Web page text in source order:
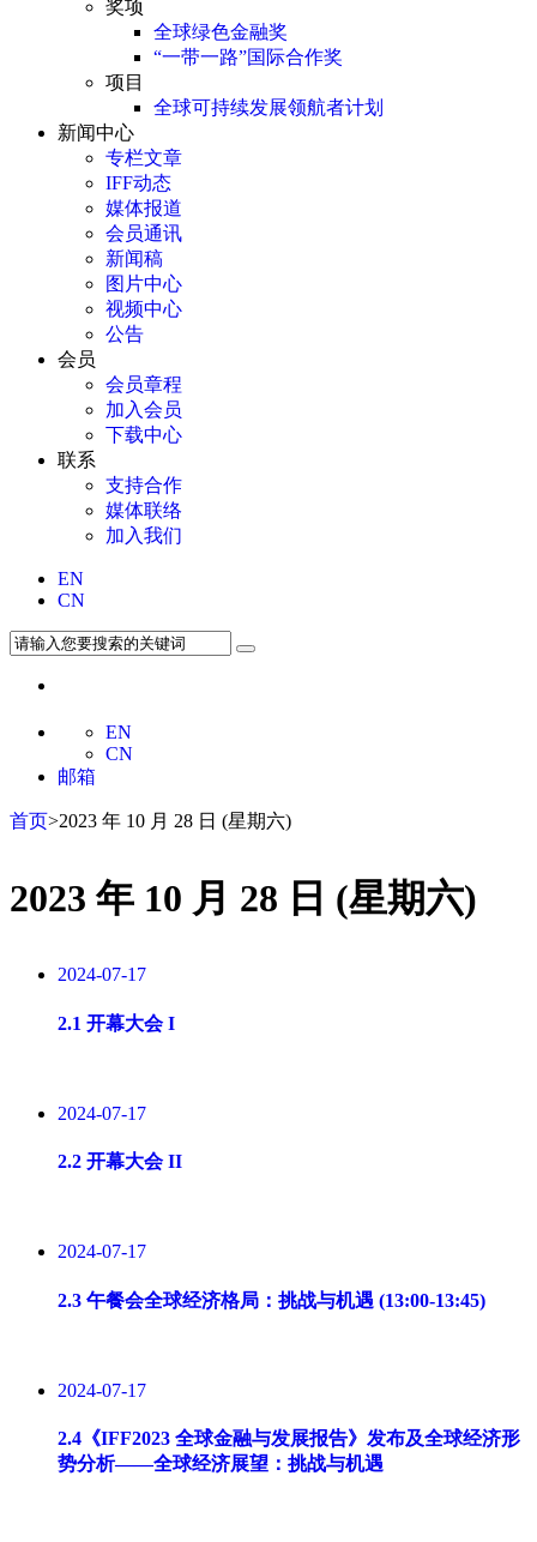
奖项
全球绿色金融奖
“一带一路”国际合作奖
项目
全球可持续发展领航者计划
新闻中心
专栏文章
IFF动态
媒体报道
会员通讯
新闻稿
图片中心
视频中心
公告
会员
会员章程
加入会员
下载中心
联系
支持合作
媒体联络
加入我们
EN
CN
EN
CN
邮箱
首页>2023 年 10 月 28 日 (星期六)
2023 年 10 月 28 日 (星期六)
2024-07-17
2.1 开幕大会 I
2024-07-17
2.2 开幕大会 II
2024-07-17
2.3 午餐会全球经济格局：挑战与机遇 (13:00-13:45)
2024-07-17
2.4《IFF2023 全球金融与发展报告》发布及全球经济形
势分析——全球经济展望：挑战与机遇